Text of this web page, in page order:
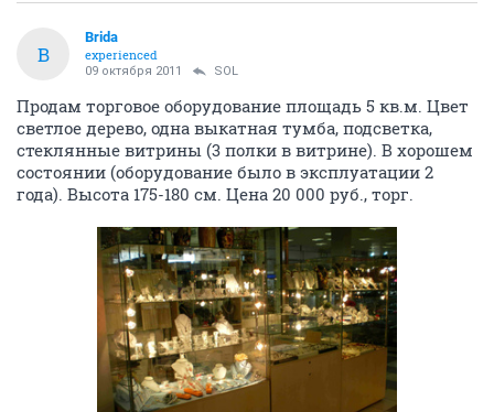
B
Brida
experienced
09 октября 2011 SOL
Продам торговое оборудование площадь 5 кв.м. Цвет
светлое дерево, одна выкатная тумба, подсветка,
стеклянные витрины (3 полки в витрине). В хорошем
состоянии (оборудование было в эксплуатации 2
года). Высота 175-180 см. Цена 20 000 руб., торг.